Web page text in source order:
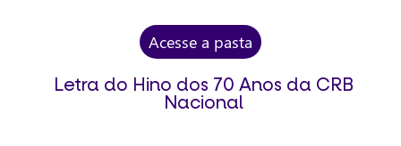
Acesse a pasta
Letra do Hino dos 70 Anos da CRB
Nacional